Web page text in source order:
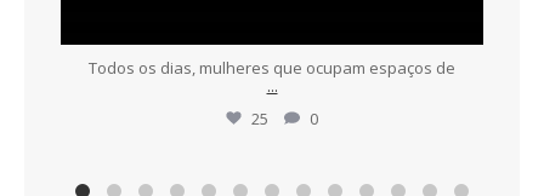
Todos os dias, mulheres que ocupam espaços de
...
25
0